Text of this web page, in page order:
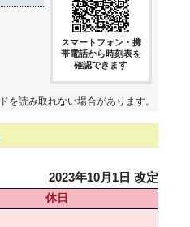
スマートフォン・携
帯電話から時刻表を
確認できます
読み取れない場合があります。
2023年10月1日 改定
休日